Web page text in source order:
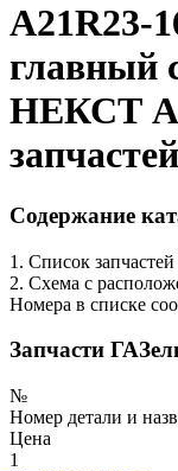
A21R23-
главный
НЕКСТ
запчастей
Содержание
1. Список
2. Схема с
Номера в списке
Запчасти
№
Номер детали и
Цена
1